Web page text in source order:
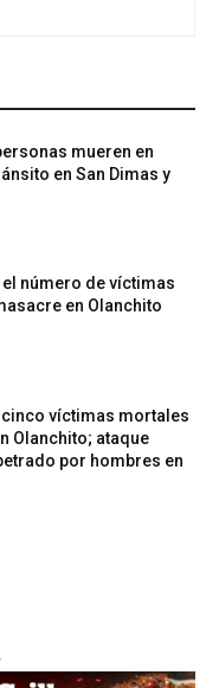
mueren en
en San Dimas y
número de víctimas
en Olanchito
cinco víctimas mortales
Olanchito; ataque
por hombres en